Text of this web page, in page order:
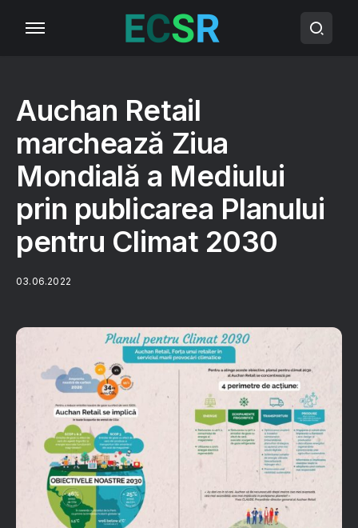
Auchan Retail
marchează Ziua
Mondială a Mediului
prin publicarea Planului
pentru Climat 2030
03.06.2022